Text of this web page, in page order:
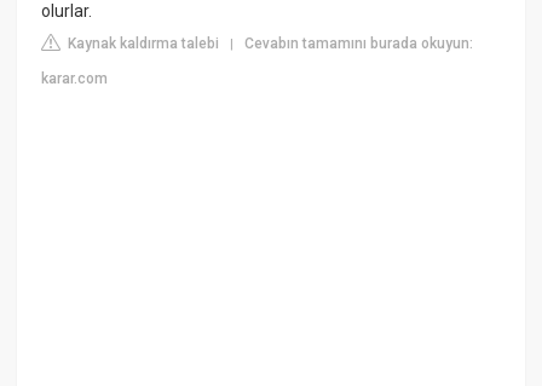
olurlar.
Kaynak kaldırma talebi |Cevabın tamamını burada okuyun:
karar.com